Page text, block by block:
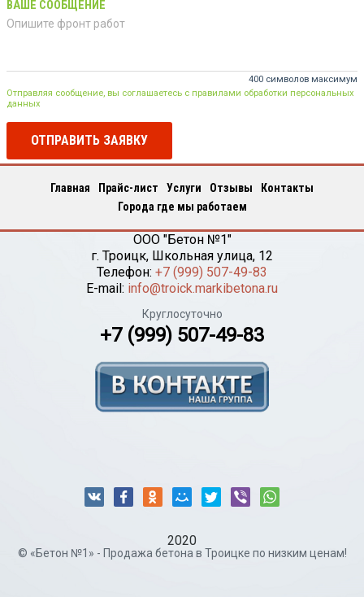
ВАШЕ СООБЩЕНИЕ
400 символов максимум
Отправляя сообщение, вы соглашаетесь с правилами обработки персональных
данных
ОТПРАВИТЬ ЗАЯВКУ
Главная Прайс-лист Услуги Отзывы
Контакты
Города где мы работаем
ООО "Бетон №1"
г. Троицк, Школьная улица, 12
Телефон: +7 (999) 507-49-83
E-mail: info@troick.markibetona.ru
Круглосуточно
+7 (999) 507-49-83
2020
© «Бетон №1» - Продажа бетона в Троицке по низким ценам!